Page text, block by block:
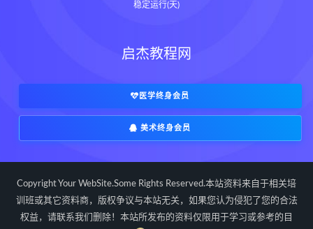
稳定运行(天)
启杰教程网
医学终身会员
美术终身会员
Copyright Your WebSite.Some Rights Reserved.本站资料来自于相关培
训班或其它资料商，版权争议与本站无关，如果您认为侵犯了您的合法
权益，请联系我们删除！本站所发布的资料仅限用于学习或参考的目